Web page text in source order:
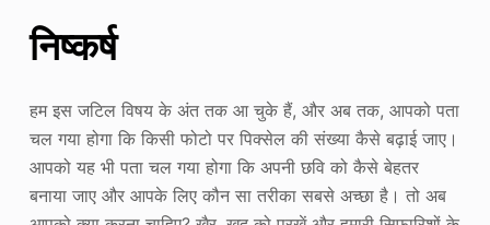
निष्कर्ष
हम इस जटिल विषय के अंत तक आ चुके हैं, और अब तक, आपको पता
चल गया होगा कि किसी फोटो पर पिक्सेल की संख्या कैसे बढ़ाई जाए।
आपको यह भी पता चल गया होगा कि अपनी छवि को कैसे बेहतर
बनाया जाए और आपके लिए कौन सा तरीका सबसे अच्छा है। तो अब